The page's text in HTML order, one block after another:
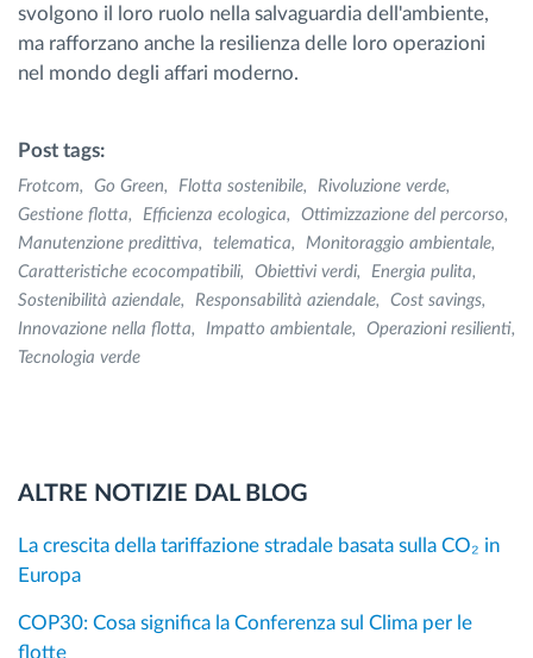
svolgono il loro ruolo nella salvaguardia dell'ambiente,
ma rafforzano anche la resilienza delle loro operazioni
nel mondo degli affari moderno.
Post tags:
Frotcom Go Green Flotta sostenibile
Rivoluzione verde
Gestione flotta
Efficienza ecologica
Ottimizzazione del percorso
Manutenzione predittiva
telematica
Monitoraggio ambientale
Caratteristiche ecocompatibili
Obiettivi verdi
Energia pulita
Sostenibilità aziendale
Responsabilità aziendale
Cost savings
Innovazione nella flotta
Impatto ambientale
Operazioni resilienti
Tecnologia verde
ALTRE NOTIZIE DAL BLOG
La crescita della tariffazione stradale basata sulla CO₂ in
Europa
COP30: Cosa significa la Conferenza sul Clima per le
flotte